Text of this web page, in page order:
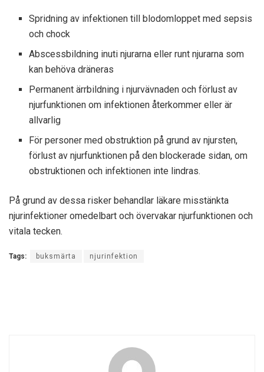
Spridning av infektionen till blodomloppet med sepsis
och chock
Abscessbildning inuti njurarna eller runt njurarna som
kan behöva dräneras
Permanent ärrbildning i njurvävnaden och förlust av
njurfunktionen om infektionen återkommer eller är
allvarlig
För personer med obstruktion på grund av njursten,
förlust av njurfunktionen på den blockerade sidan, om
obstruktionen och infektionen inte lindras.
På grund av dessa risker behandlar läkare misstänkta
njurinfektioner omedelbart och övervakar njurfunktionen och
vitala tecken.
Tags: buksmärta njurinfektion